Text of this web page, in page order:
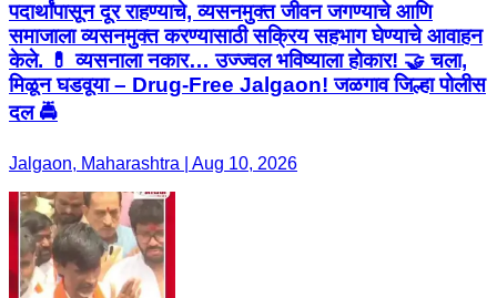
पदार्थांपासून दूर राहण्याचे, व्यसनमुक्त जीवन जगण्याचे आणि
समाजाला व्यसनमुक्त करण्यासाठी सक्रिय सहभाग घेण्याचे आवाहन
केले. 💊 व्यसनाला नकार… उज्ज्वल भविष्याला होकार! 🤝 चला,
मिळून घडवूया – Drug-Free Jalgaon! जळगाव जिल्हा पोलीस
दल 🚔
Jalgaon, Maharashtra | Aug 10, 2026